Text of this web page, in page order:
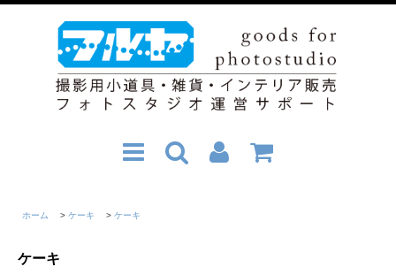
ホーム > ケーキ > ケーキ
ケーキ